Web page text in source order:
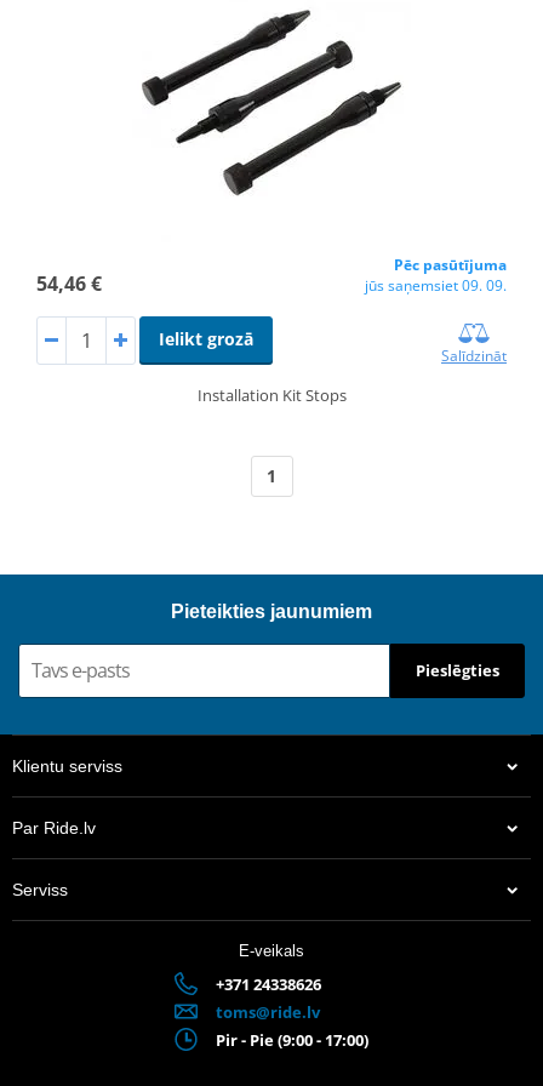
54,46 €
Pēc pasūtījuma
jūs saņemsiet 09. 09.
Ielikt grozā
Salīdzināt
Installation Kit Stops
1
Pieteikties jaunumiem
Pieslēgties
Klientu serviss
Par Ride.lv
Serviss
E-veikals
+371 24338626
toms@ride.lv
Pir - Pie (9:00 - 17:00)